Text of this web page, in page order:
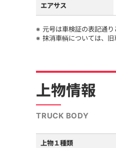
エアサス
元号は車検証の表記通り
抹消車輌については、
上物情報
TRUCK BODY
上物１種類